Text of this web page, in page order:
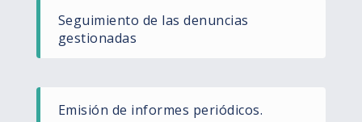
Seguimiento de las denuncias
gestionadas
Emisión de informes periódicos.